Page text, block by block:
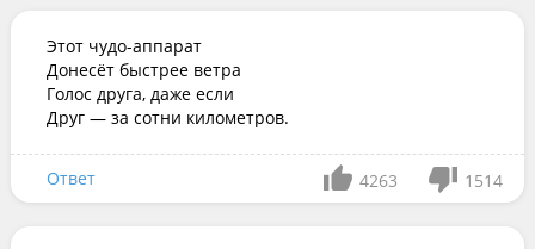
Этот чудо-аппарат
Донесёт быстрее ветра
Голос друга, даже если
Друг — за сотни километров.
Ответ 4263 1514